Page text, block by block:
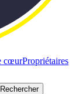
cœurPropriétaires
Rechercher